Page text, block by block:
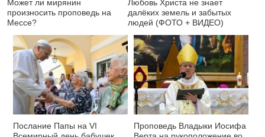
Может ли мирянин
произносить проповедь на
Мессе?
Любовь Христа не знает
далёких земель и забытых
людей (ФОТО + ВИДЕО)
Послание Папы на VI
Проповедь Владыки Иосифа